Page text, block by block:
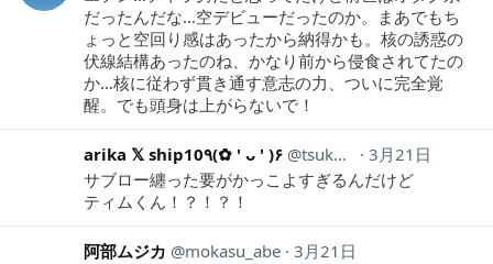
だったんだな…空デビューだったのか。まあでもち
ょっと空回り感はあったから納得かも。核の誘惑の
伏線結構あったのね、かなり前から侵食されてたの
か…核に従わず貫き通す意志の力、ついに完全覚
醒。でも頭身は上がらないで！
arika 𝕏 ship10٩(✿ ' ᴗ ' )۶ tsuka0204
3月21日
サブロー纏った要がかっこよすぎるんだけど
ティムくん！？！？！
阿部ムジカ mokasu_abe 3月21日